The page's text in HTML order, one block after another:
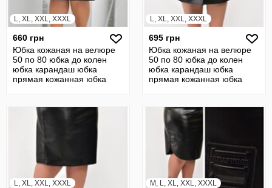
L, XL, XXL, XXXL
660 грн
Юбка кожаная на велюре
50 по 80 юбка до колен
юбка карандаш юбка
прямая кожанная юбка
L, XL, XXL, XXXL
695 грн
Юбка кожаная на велюре
50 по 80 юбка до колен
юбка карандаш юбка
прямая кожанная юбка
L, XL, XXL, XXXL M, L, XL, XXL, XXXL